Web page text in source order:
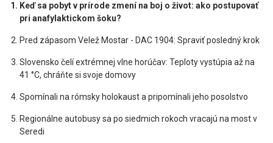
Keď sa pobyt v prírode zmení na boj o život: ako postupovať
pri anafylaktickom šoku?
Pred zápasom Velež Mostar - DAC 1904: Spraviť posledný krok
Slovensko čelí extrémnej vlne horúčav: Teploty vystúpia až na
41 °C, chráňte si svoje domovy
Spomínali na rómsky holokaust a pripomínali jeho posolstvo
Regionálne autobusy sa po siedmich rokoch vracajú na most v
Seredi